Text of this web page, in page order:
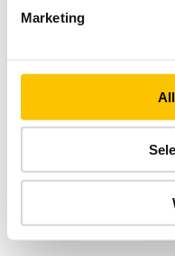
Marketing